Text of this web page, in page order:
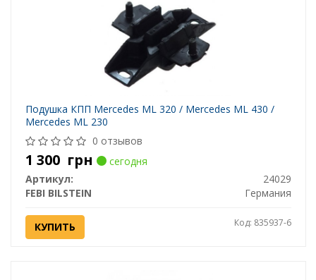
Подушка КПП Mercedes ML 320 / Mercedes ML 430 /
Mercedes ML 230
0 отзывов
1 300 грн
сегодня
Артикул:
24029
FEBI BILSTEIN
Германия
КУПИТЬ Код: 835937-6